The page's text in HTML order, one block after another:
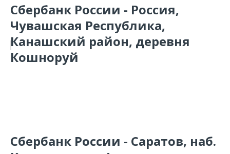
Сбербанк России - Россия,
Чувашская Республика,
Канашский район, деревня
Кошноруй
Сбербанк России - Саратов, наб.